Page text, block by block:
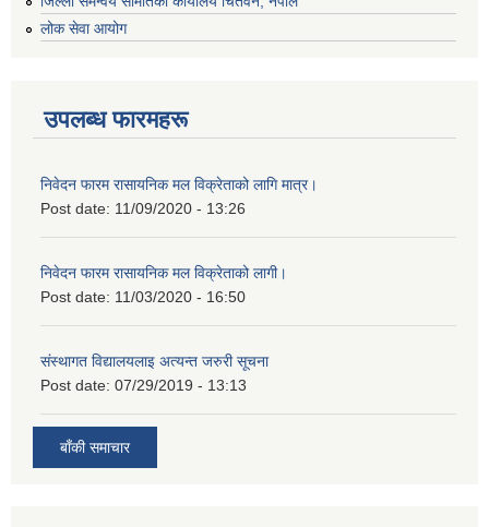
लोक सेवा आयोग
उपलब्ध फारमहरू
निवेदन फारम रासायनिक मल विक्रेताको लागि मात्र।
Post date: 11/09/2020 - 13:26
निवेदन फारम रासायनिक मल विक्रेताको लागी।
Post date: 11/03/2020 - 16:50
संस्थागत विद्यालयलाइ अत्यन्त जरुरी सूचना
Post date: 07/29/2019 - 13:13
बाँकी समाचार